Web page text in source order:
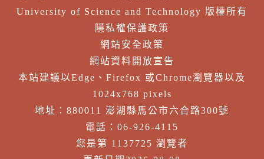
University of Science and Technology 版權所有
隱私權保護政策
網站安全政策
網站資料開放宣告
本站建議以Edge、Firefox 或Chrome瀏覽器以及
1024x768 pixels
地址：880011 澎湖縣馬公市六合路300號
電話：06-926-4115
您是第 1137725 瀏覽者